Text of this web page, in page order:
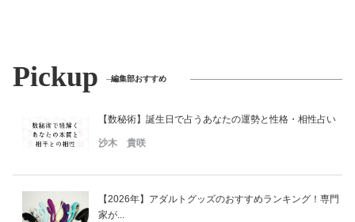
Pickup 編集部おすすめ
【数秘術】誕生日で占うあなたの運勢と性格・相性占い
沙木 貴咲
【2026年】アダルトグッズのおすすめランキング！専門
家が...